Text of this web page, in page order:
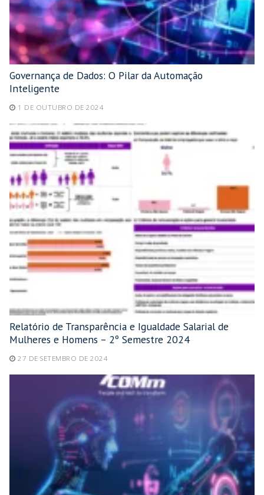
Governança de Dados: O Pilar da Automação
Inteligente
1 DE OUTUBRO DE 2024
Relatório de Transparência e Igualdade Salarial de
Mulheres e Homens – 2º Semestre 2024
27 DE SETEMBRO DE 2024